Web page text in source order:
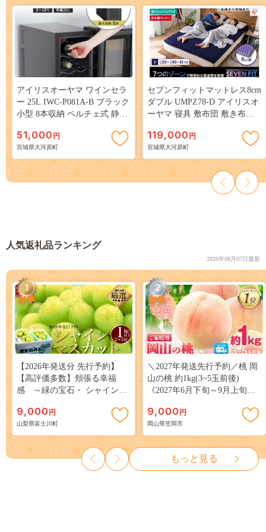
アイリスオーヤマ ワインセラ
ー 25L IWC-P081A-B ブラック
小型 8本収納 ペルチェ式 静音
温度管理 コンパクト インテリ
ア おしゃれ家電 電化製品 家
電 宮城 宮城県 大河原 大河原
町
51,000 円
宮城県大河原町
セブンフィットマットレス8cm
ダブル UMPZ78-D アイリスオ
ーヤマ 寝具 敷布団 敷き布団
119,000 円
宮城県大河原町
人気返礼品ランキング
2026年08月07日最新
1
【2026年発送分 先行予約】
【高評価多数】頬張る幸福
感 ～緑の宝石・ シャインマ
３房） フルーツ 山梨県産 果
物 くだもの シャイン マスカ
ット ぶどう ブドウ 葡萄 大粒
種なし 先行予約 富士川町
10000円 一万円 9000円 九千円
9,000 円
山梨県富士川町
2
＼2027年発送先行予約／桃 岡
山の桃 約1kg(3~5玉前後)
《2027年6月下旬～9月上旬頃
岡山 はくとう スイーツ フル
ーツ 果物 デザート 旬 モモ も
も 先行予約 送料無料 果物 岡
山県 笠岡市 清水白桃 白鳳 白
麗 クール便---
kasaoka_zsy_419_100---
9,000 円
岡山県笠岡市
もっと見る